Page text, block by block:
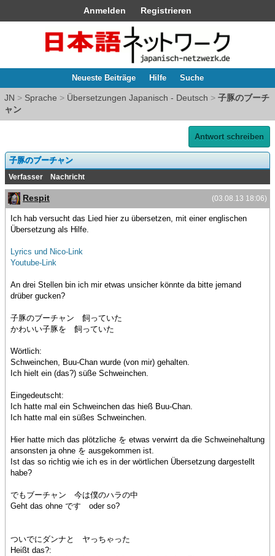
Anmelden Registrieren
Neueste Beiträge Hilfe Suche
JN > Sprache > Übersetzungen Japanisch - Deutsch > 子豚のブーチ
ャン
Antwort schreiben
子豚のブーチャン
Verfasser Nachricht
(03.08.13 18:06)
Respit
Ich hab versucht das Lied hier zu übersetzen, mit einer englischen
Übersetzung als Hilfe.
Lyrics und Nico-Link
Youtube-Link
An drei Stellen bin ich mir etwas unsicher könnte da bitte jemand
drüber gucken?
子豚のブーチャン 飼っていた
かわいい子豚を 飼っていた
Wörtlich:
Schweinchen, Buu-Chan wurde (von mir) gehalten.
Ich hielt ein (das?) süße Schweinchen.
Eingedeutscht:
Ich hatte mal ein Schweinchen das hieß Buu-Chan.
Ich hatte mal ein süßes Schweinchen.
Hier hatte mich das plötzliche を etwas verwirrt da die Schweinehaltung
ansonsten ja ohne を ausgekommen ist.
Ist das so richtig wie ich es in der wörtlichen Übersetzung dargestellt
habe?
でもブーチャン 今は僕のハラの中
Geht das ohne です oder so?
ついでにダンナと ヤっちゃった
Heißt das?: